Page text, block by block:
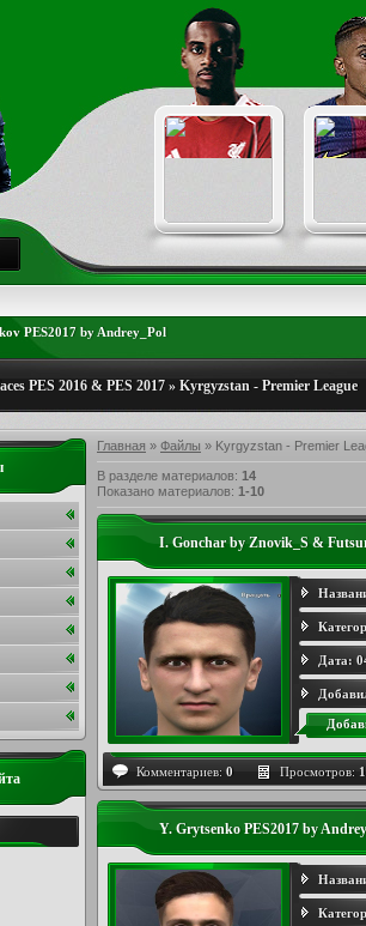
PES2017 by Andrey_Pol
PES 2016 & PES 2017 » Kyrgyzstan - Premier League
Главная » Файлы » Kyrgyzstan - Premier
В разделе материалов: 14
Показано материалов: 1-10
I. Gonchar by Znovik_S &
Дата:
Комментариев: 0 Просмотров:
Y. Grytsenko PES2017 by